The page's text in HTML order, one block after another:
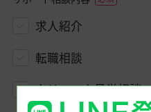
求人紹介
転職相談
クリニック見学相談